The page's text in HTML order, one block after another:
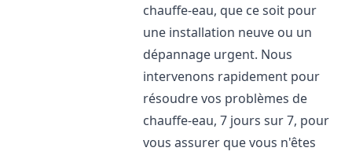
chauffe-eau, que ce soit pour
une installation neuve ou un
dépannage urgent. Nous
intervenons rapidement pour
résoudre vos problèmes de
chauffe-eau, 7 jours sur 7, pour
vous assurer que vous n'êtes